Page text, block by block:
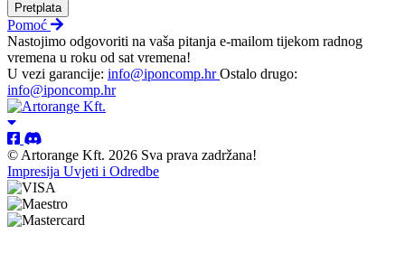
Pretplata
Pomoć
Nastojimo odgovoriti na vaša pitanja e-mailom tijekom radnog
vremena u roku od sat vremena!
U vezi garancije: info@iponcomp.hrOstalo drugo:
info@iponcomp.hr
© Artorange Kft. 2026 Sva prava zadržana!
Impresija Uvjeti i Odredbe